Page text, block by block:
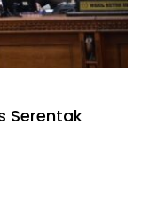
Serentak